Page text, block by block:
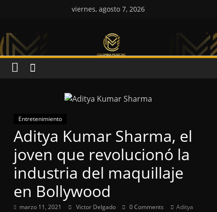
viernes, agosto 7, 2026
Colombia
Music
Music
Inc
Entretenimiento
Aditya Kumar Sharma, el
joven que revolucionó la
industria del maquillaje
en Bollywood
marzo 11, 2021 Victor Delgado 0 Comments
Aditya